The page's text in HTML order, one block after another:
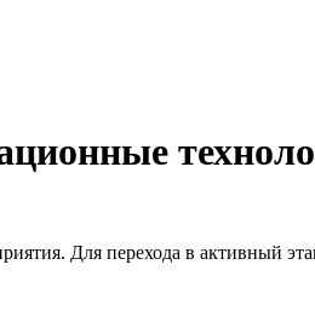
Для перехода в активный